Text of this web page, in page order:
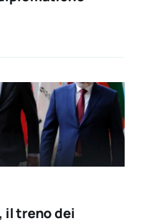
il treno dei